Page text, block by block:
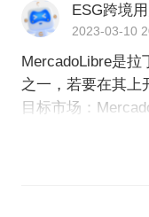
类型：在注册时，
型。
铺、高级店铺、品牌店铺等。 4.
发布商品时，您需
质量的图片。这样
提高购买率和信任度。 5. 充分利用平台的
MercadoLibre提
ESG跨境
2023-03-10
MercadoLibre是拉
之一，若要在其上开
目标市场：
地区，要深入了